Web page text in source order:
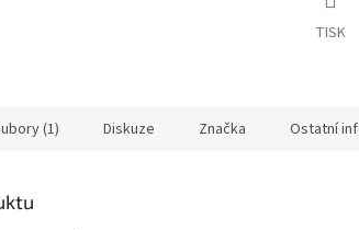
TISK
(1) Diskuze Značka Ostatní